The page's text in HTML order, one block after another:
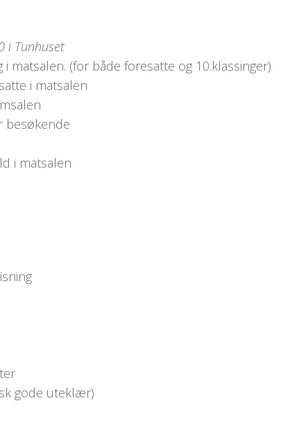
i Tunhuset
i matsalen. (for både foresatte og 10.klassinger)
i matsalen
besøkende
i matsalen
gode uteklær)